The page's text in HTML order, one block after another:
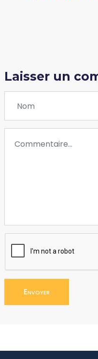
Laisser un
Envoyer